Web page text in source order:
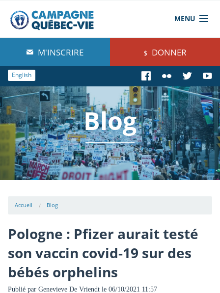
MENU
À propos de nous
Blog
Comprendre
Agir
Boutique
M'INSCRIRE DONNER
English
Blog
Accueil Blog
Pologne : Pfizer aurait testé
son vaccin covid-19 sur des
bébés orphelins
Publié par Genevieve De Vriendtle 06/10/2021 11:57